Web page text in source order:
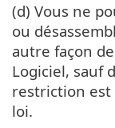
(d) Vous ne
ou
autre façon
Logiciel, sauf
restriction
loi.